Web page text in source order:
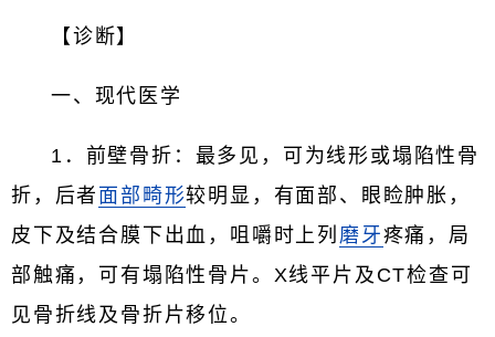
【诊断】
一、现代医学
1．前壁骨折：最多见，可为线形或塌陷性骨
折，后者 面部畸形较明显，有面部、眼睑肿胀，
皮下及结合膜下出血，咀嚼时上列 磨牙疼痛，局
部触痛，可有塌陷性骨片。X线平片及CT检查可
见骨折线及骨折片移位。